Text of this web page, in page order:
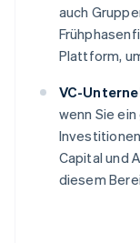
auch
Plattform,
VC-
wenn Sie
Capital und
diesem